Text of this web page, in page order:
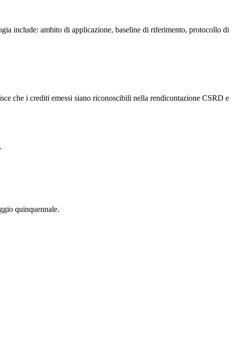
include: ambito di applicazione, baseline di riferimento, protocollo di
che i crediti emessi siano riconoscibili nella rendicontazione CSRD e
quinquennale.